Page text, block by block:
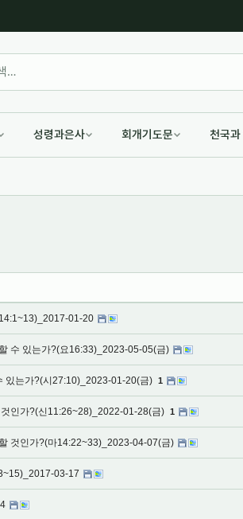
성령과은사 회개기도문 천국과
01-20
수 있는가?(요16:33)_2023-05-05(금)
있는가?(시27:10)_2023-01-20(금) 1
인가?(신11:26~28)_2022-01-28(금) 1
것인가?(마14:22~33)_2023-04-07(금)
03-17